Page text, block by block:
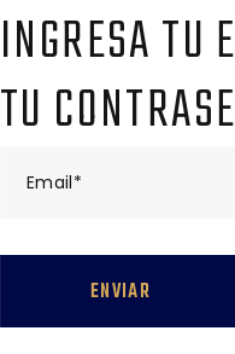
INGRESA TU
TU
Email*
ENVIAR